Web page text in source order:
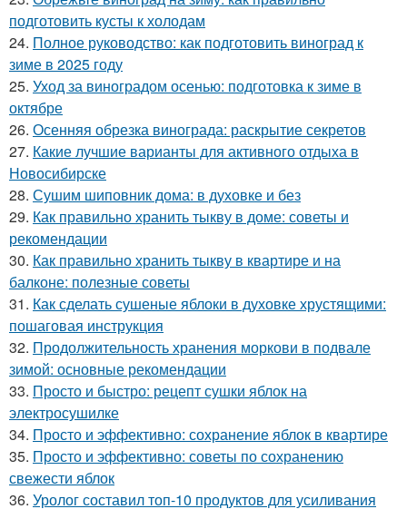
подготовить кусты к холодам
24. Полное руководство: как подготовить виноград к
зиме в 2025 году
25. Уход за виноградом осенью: подготовка к зиме в
октябре
26. Осенняя обрезка винограда: раскрытие секретов
27. Какие лучшие варианты для активного отдыха в
Новосибирске
28. Сушим шиповник дома: в духовке и без
29. Как правильно хранить тыкву в доме: советы и
рекомендации
30. Как правильно хранить тыкву в квартире и на
балконе: полезные советы
31. Как сделать сушеные яблоки в духовке хрустящими:
пошаговая инструкция
32. Продолжительность хранения моркови в подвале
зимой: основные рекомендации
33. Просто и быстро: рецепт сушки яблок на
электросушилке
34. Просто и эффективно: сохранение яблок в квартире
35. Просто и эффективно: советы по сохранению
свежести яблок
36. Уролог составил топ-10 продуктов для усиливания